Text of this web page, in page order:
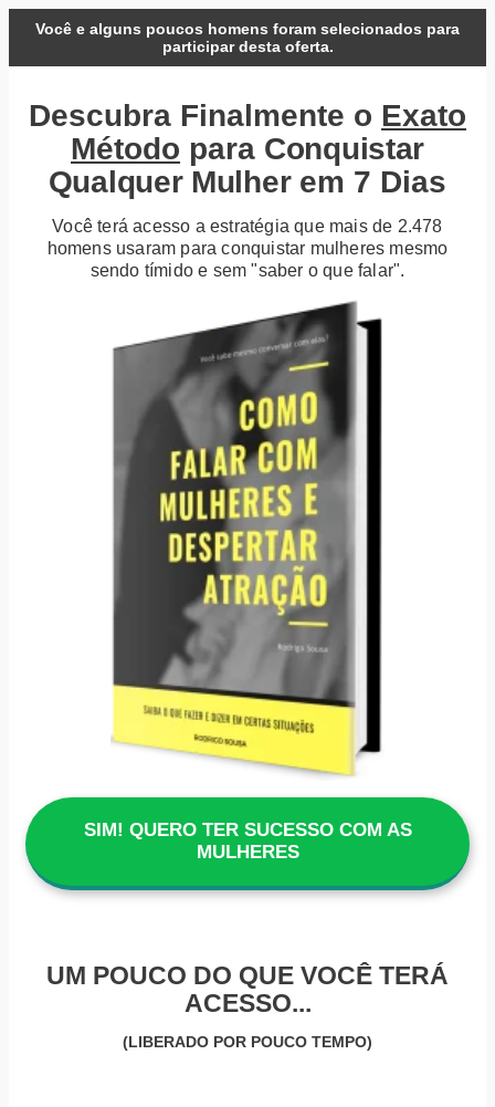
Você e alguns poucos homens foram selecionados para
participar desta oferta.
Descubra Finalmente o Exato
Método para Conquistar
Qualquer Mulherem 7 Dias
Você terá acesso a estratégia que mais de 2.478
homens usaram para conquistar mulheres mesmo
sendo tímido e sem "saber o que falar".
SIM! QUERO TER SUCESSO COM AS
MULHERES
UM POUCO DO QUE VOCÊ TERÁ
ACESSO...
(LIBERADO POR POUCO TEMPO)